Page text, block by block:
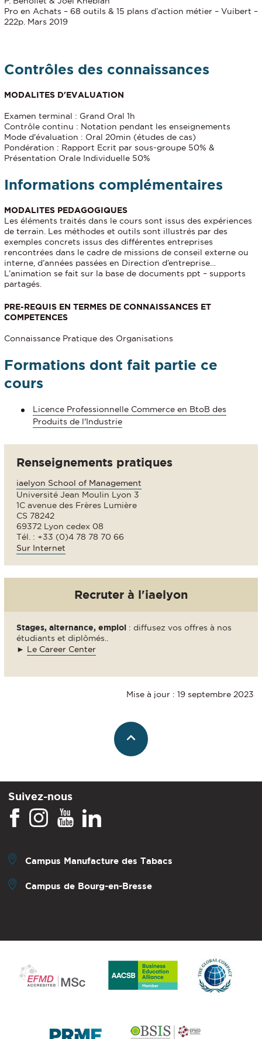
Pro en Achats – 68 outils & 15 plans d’action métier – Vuibert –
222p. Mars 2019
Contrôles des connaissances
MODALITES D'EVALUATION
Examen terminal : Grand Oral 1h
Contrôle continu : Notation pendant les enseignements
Mode d'évaluation : Oral 20min (études de cas)
Pondération : Rapport Ecrit par sous-groupe 50% &
Présentation Orale Individuelle 50%
Informations complémentaires
MODALITES PEDAGOGIQUES
Les éléments traités dans le cours sont issus des expériences
de terrain. Les méthodes et outils sont illustrés par des
exemples concrets issus des différentes entreprises
rencontrées dans le cadre de missions de conseil externe ou
interne, d’années passées en Direction d’entreprise…
L’animation se fait sur la base de documents ppt – supports
partagés.
PRE-REQUIS EN TERMES DE CONNAISSANCES ET
COMPETENCES
Connaissance Pratique des Organisations
Formations dont fait partie ce
cours
Licence Professionnelle Commerce en BtoB des
Produits de l'Industrie
Renseignements pratiques
iaelyon School of Management
Université Jean Moulin Lyon 3
1C avenue des Frères Lumière
CS 78242
69372 Lyon cedex 08
Tél. : +33 (0)4 78 78 70 66
Sur Internet
Recruter à l'iaelyon
Stages, alternance, emploi : diffusez vos offres à nos
étudiants et diplômés..
► Le Career Center
Mise à jour : 19 septembre 2023
Suivez-nous
Campus Manufacture des Tabacs
Campus de Bourg-en-Bresse